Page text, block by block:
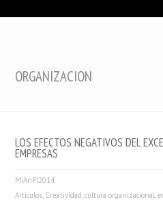
ORGANIZACION
LOS EFECTOS NEGATIVOS DEL
EMPRESAS
MiAnPl2014
Articulos, Creatividad,cultura organizacional,